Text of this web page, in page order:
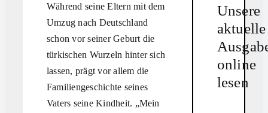
Während seine Eltern mit dem
Umzug nach Deutschland
schon vor seiner Geburt die
türkischen Wurzeln hinter sich
lassen, prägt vor allem die
Familiengeschichte seines
Vaters seine Kindheit. „Mein
Unsere
aktuelle
online
lesen